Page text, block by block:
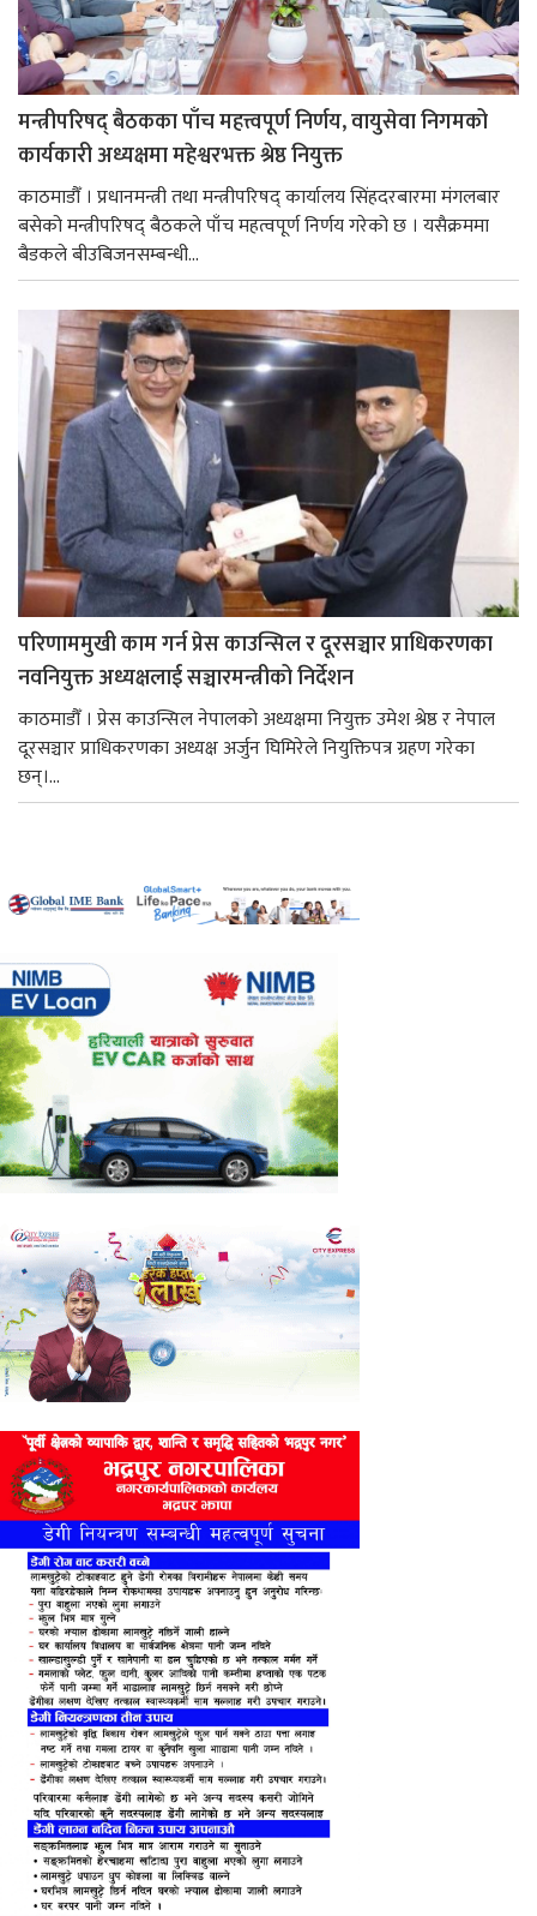
मन्त्रीपरिषद् बैठकका पाँच महत्त्वपूर्ण निर्णय, वायुसेवा निगमको
कार्यकारी अध्यक्षमा महेश्वरभक्त श्रेष्ठ नियुक्त
काठमाडौँ । प्रधानमन्त्री तथा मन्त्रीपरिषद् कार्यालय सिंहदरबारमा मंगलबार
बसेको मन्त्रीपरिषद् बैठकले पाँच महत्वपूर्ण निर्णय गरेको छ । यसैक्रममा
बैडकले बीउबिजनसम्बन्धी...
परिणाममुखी काम गर्न प्रेस काउन्सिल र दूरसञ्चार प्राधिकरणका
नवनियुक्त अध्यक्षलाई सञ्चारमन्त्रीको निर्देशन
काठमाडौँ । प्रेस काउन्सिल नेपालको अध्यक्षमा नियुक्त उमेश श्रेष्ठ र नेपाल
दूरसञ्चार प्राधिकरणका अध्यक्ष अर्जुन घिमिरेले नियुक्तिपत्र ग्रहण गरेका
छन्।...